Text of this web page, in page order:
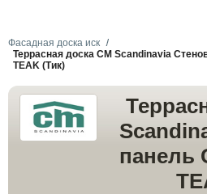
Фасадная доска иск
Террасная доска CM Scandinavia
TEAK (Тик)
панель